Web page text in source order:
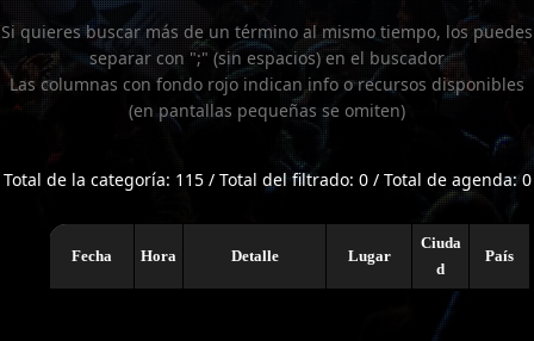
Si quieres buscar más de un término al mismo tiempo, los puedes
separar con ";" (sin espacios) en el buscador
Las columnas con fondo rojo indican info o recursos disponibles
(en pantallas pequeñas se omiten)
Total de la categoría: 115 / Total del filtrado: 0 / Total de agenda: 0
Fecha Hora Detalle Lugar
Ciuda
d
País